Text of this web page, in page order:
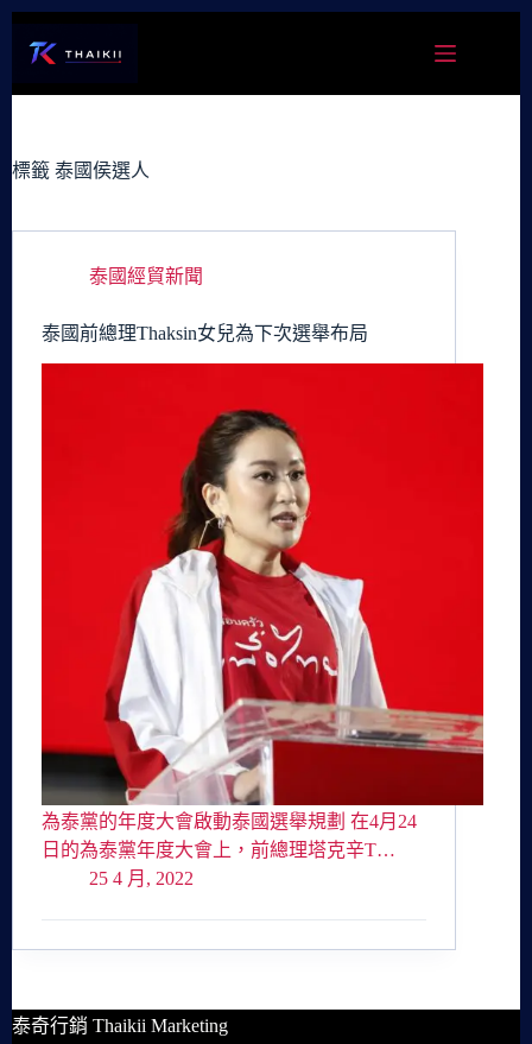
容
標籤 泰國侯選人
泰國經貿新聞
泰國前總理Thaksin女兒為下次選舉布局
為泰黨的年度大會啟動泰國選舉規劃 在4月24
日的為泰黨年度大會上，前總理塔克辛T…
25 4 月, 2022
泰奇行銷 Thaikii Marketing